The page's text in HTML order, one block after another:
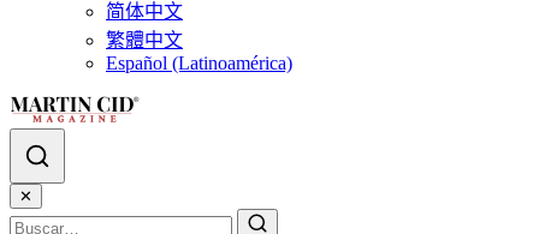
简体中文
繁體中文
Español (Latinoamérica)
✕